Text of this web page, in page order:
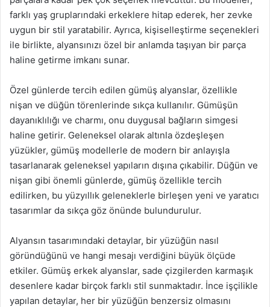
farklı yaş gruplarındaki erkeklere hitap ederek, her zevke
uygun bir stil yaratabilir. Ayrıca, kişiselleştirme seçenekleri
ile birlikte, alyansınızı özel bir anlamda taşıyan bir parça
haline getirme imkanı sunar.
Özel günlerde tercih edilen gümüş alyanslar, özellikle
nişan ve düğün törenlerinde sıkça kullanılır. Gümüşün
dayanıklılığı ve charmı, onu duygusal bağların simgesi
haline getirir. Geleneksel olarak altınla özdeşleşen
yüzükler, gümüş modellerle de modern bir anlayışla
tasarlanarak geleneksel yapıların dışına çıkabilir. Düğün ve
nişan gibi önemli günlerde, gümüş özellikle tercih
edilirken, bu yüzyıllık geleneklerle birleşen yeni ve yaratıcı
tasarımlar da sıkça göz önünde bulundurulur.
Alyansın tasarımındaki detaylar, bir yüzüğün nasıl
göründüğünü ve hangi mesajı verdiğini büyük ölçüde
etkiler. Gümüş erkek alyanslar, sade çizgilerden karmaşık
desenlere kadar birçok farklı stil sunmaktadır. İnce işçilikle
yapılan detaylar, her bir yüzüğün benzersiz olmasını